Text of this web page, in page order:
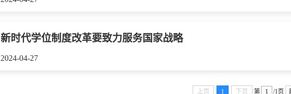
新时代学位制度改革要致力服务国家战略
2024-04-27
上页 1 下页 第 /1页